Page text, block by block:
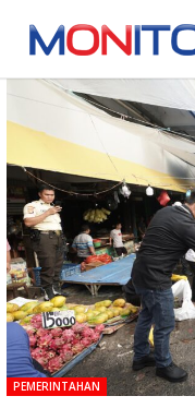
Tag: Menteri LH
PEMERINTAHAN